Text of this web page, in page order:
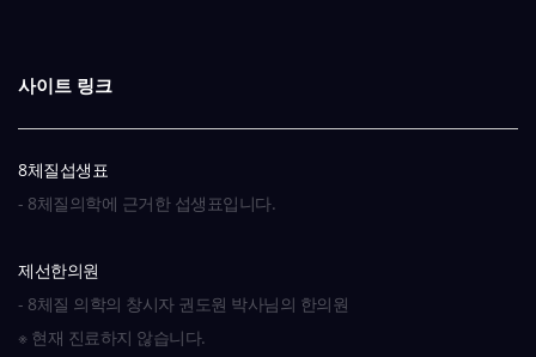
사이트 링크
8체질섭생표
- 8체질의학에 근거한 섭생표입니다.
제선한의원
- 8체질 의학의 창시자 권도원 박사님의 한의원
※ 현재 진료하지 않습니다.